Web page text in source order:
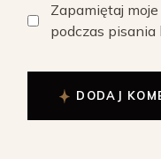
Zapamiętaj
podczas
DODAJ